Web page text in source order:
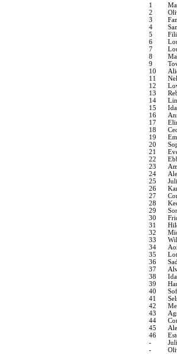
1
2
3
4
5
6
7
8
9
10
11
12
13
14
15
16
17
18
19
20
21
22
23
24
25
26
27
28
29
30
31
32
33
34
35
36
37
38
39
40
41
42
43
44
45
46
-
-